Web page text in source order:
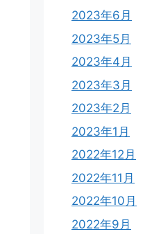
2023年6月
2023年5月
2023年4月
2023年3月
2023年2月
2023年1月
2022年12月
2022年11月
2022年10月
2022年9月